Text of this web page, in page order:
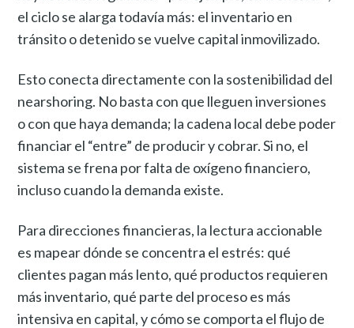
el ciclo se alarga todavía más: el inventario en
tránsito o detenido se vuelve capital inmovilizado.
Esto conecta directamente con la sostenibilidad del
nearshoring. No basta con que lleguen inversiones
o con que haya demanda; la cadena local debe poder
financiar el “entre” de producir y cobrar. Si no, el
sistema se frena por falta de oxígeno financiero,
incluso cuando la demanda existe.
Para direcciones financieras, la lectura accionable
es mapear dónde se concentra el estrés: qué
clientes pagan más lento, qué productos requieren
más inventario, qué parte del proceso es más
intensiva en capital, y cómo se comporta el flujo de